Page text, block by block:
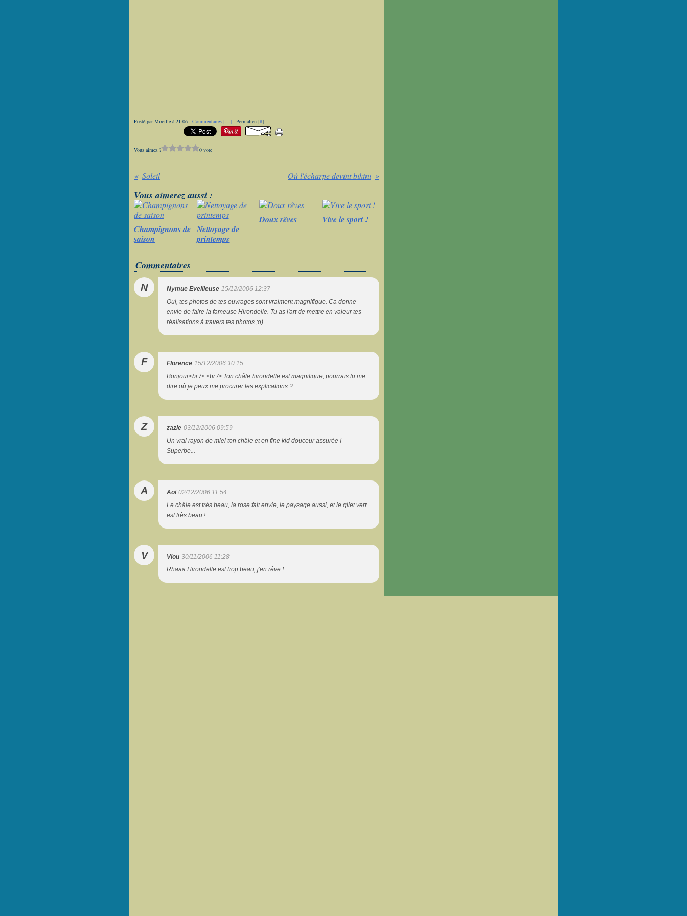
Posté par Mireille à 21:06 - Commentaires […] - Permalien [#]
Vous aimez ? 0 vote
Soleil Où l'écharpe devint bikini
Vous aimerez aussi :
Champignons de
saison
Nettoyage de
printemps
Doux rêves Vive le sport !
Commentaires
N Nymue Eveilleuse 15/12/2006 12:37
Oui, tes photos de tes ouvrages sont vraiment magnifique. Ca donne
envie de faire la fameuse Hirondelle. Tu as l'art de mettre en valeur tes
réalisations à travers tes photos ;o)
F Florence 15/12/2006 10:15
Bonjour<br /> <br /> Ton châle hirondelle est magnifique, pourrais tu me
dire où je peux me procurer les explications ?
Z zazie 03/12/2006 09:59
Un vrai rayon de miel ton châle et en fine kid douceur assurée !
Superbe...
A Aoi 02/12/2006 11:54
Le châle est très beau, la rose fait envie, le paysage aussi, et le gilet vert
est très beau !
V Viou 30/11/2006 11:28
Rhaaa Hirondelle est trop beau, j'en rêve !